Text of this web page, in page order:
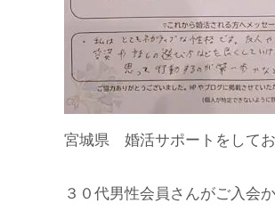
宮城県 婚活サポートをしてお
３０代男性会員さんがご入会